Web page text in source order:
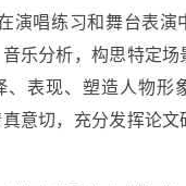
演唱练习和舞台表演
乐分析，构思特定场
、表现、塑造人物形
意切，充分发挥论文